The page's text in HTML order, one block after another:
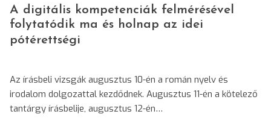
A digitális kompetenciák felmérésével
folytatódik ma és holnap az idei
pótérettségi
Az írásbeli vizsgák augusztus 10-én a román nyelv és
irodalom dolgozattal kezdődnek. Augusztus 11-én a kötelező
tantárgy írásbelije, augusztus 12-én…